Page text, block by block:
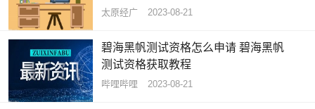
太原经广 2023-08-21
碧海黑帆测试资格怎么申请 碧海黑帆
测试资格获取教程
哔哩哔哩 2023-08-21